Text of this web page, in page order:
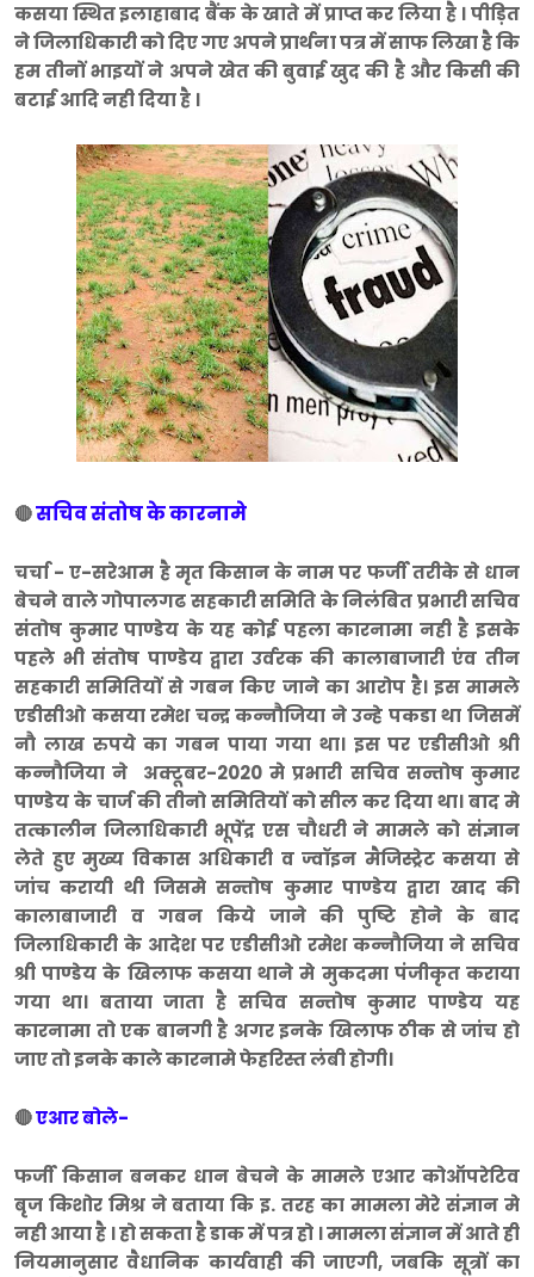
कसया स्थित इलाहाबाद बैंक के खाते में प्राप्त कर लिया है । पीड़ित
ने जिलाधिकारी को दिए गए अपने प्रार्थना पत्र में साफ लिखा है कि
हम तीनों भाइयों ने अपने खेत की बुवाई खुद की है और किसी की
बटाई आदि नही दिया है ।
🔴सचिव संतोष के कारनामे
चर्चा - ए-सरेआम है मृत किसान के नाम पर फर्जी तरीके से धान
बेचने वाले गोपालगढ सहकारी समिति के निलंबित प्रभारी सचिव
संतोष कुमार पाण्डेय के यह कोई पहला कारनामा नही है इसके
पहले भी संतोष पाण्डेय द्वारा उर्वरक की कालाबाजारी एंव तीन
सहकारी समितियों से गबन किए जाने का आरोप है। इस मामले
एडीसीओ कसया रमेश चन्द्र कन्नौजिया ने उन्हे पकडा था जिसमें
नौ लाख रुपये का गबन पाया गया था। इस पर एडीसीओ श्री
कन्नौजिया ने अक्टूबर-2020 मे प्रभारी सचिव सन्तोष कुमार
पाण्डेय के चार्ज की तीनो समितियों को सील कर दिया था। बाद मे
तत्कालीन जिलाधिकारी भूपेंद्र एस चौधरी ने मामले को संज्ञान
लेते हुए मुख्य विकास अधिकारी व ज्वॉइन मैजिस्ट्रेट कसया से
जांच करायी थी जिसमे सन्तोष कुमार पाण्डेय द्वारा खाद की
कालाबाजारी व गबन किये जाने की पुष्टि होने के बाद
जिलाधिकारी के आदेश पर एडीसीओ रमेश कन्नौजिया ने सचिव
श्री पाण्डेय के खिलाफ कसया थाने मे मुकदमा पंजीकृत कराया
गया था। बताया जाता है सचिव सन्तोष कुमार पाण्डेय यह
कारनामा तो एक बानगी है अगर इनके खिलाफ ठीक से जांच हो
जाए तो इनके काले कारनामे फेहरिस्त लंबी होगी।
🔴एआर बोले-
फर्जी किसान बनकर धान बेचने के मामले एआर कोऑपरेटिव
बृज किशोर मिश्र ने बताया कि इ. तरह का मामला मेरे संज्ञान मे
नही आया है । हो सकता है डाक में पत्र हो । मामला संज्ञान में आते ही
नियमानुसार वैधानिक कार्यवाही की जाएगी, जबकि सूत्रों का